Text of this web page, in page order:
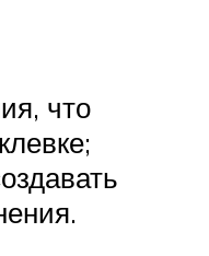
что